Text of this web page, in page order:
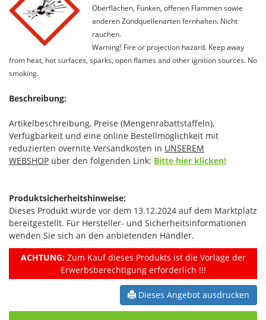
Oberflächen, Funken, offenen Flammen sowie
anderen Zündquellenarten fernhalten. Nicht
rauchen.
Warning! Fire or projection hazard. Keep away
from heat, hot surfaces, sparks, open flames and other ignition sources. No
smoking.
Beschreibung:
Artikelbeschreibung, Preise (Mengenrabattstaffeln),
Verfügbarkeit und eine online Bestellmöglichkeit mit
reduzierten overnite Versandkosten in UNSEREM
WEBSHOP über den folgenden Link:​ Bitte hier klicken!
Produktsicherheitshinweise:
Dieses Produkt wurde vor dem 13.12.2024 auf dem Marktplatz
bereitgestellt. Für Hersteller- und Sicherheitsinformationen
wenden Sie sich an den anbietenden Händler.
ACHTUNG:Zum Kauf dieses Produkts ist die Vorlage der
Erwerbsberechtigung erforderlich !!!
Dieses Angebot ausdrucken